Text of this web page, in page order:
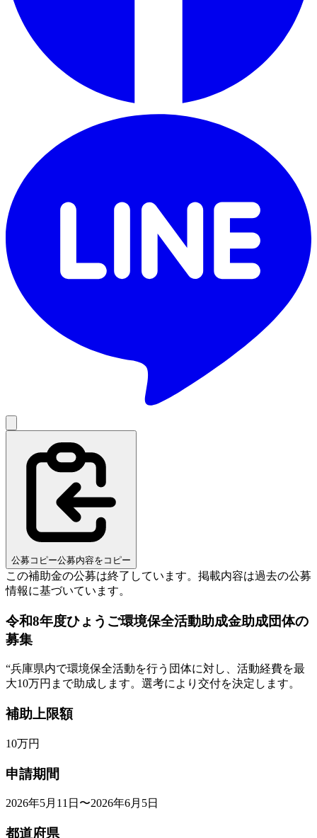
公募コピー公募内容をコピー
この補助金の公募は終了しています。 掲載内容は過去の公募
情報に基づいています。
令和8年度ひょうご環境保全活動助成金助成団体の
募集
“兵庫県内で環境保全活動を行う団体に対し、活動経費を最
大10万円まで助成します。選考により交付を決定します。
補助上限額
10万円
申請期間
2026年5月11日〜2026年6月5日
都道府県